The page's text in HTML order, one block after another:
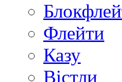
Флейти
Казу
Вістли